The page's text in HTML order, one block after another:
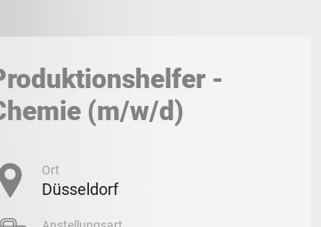
-
(m/w/d)
Ort
Düsseldorf